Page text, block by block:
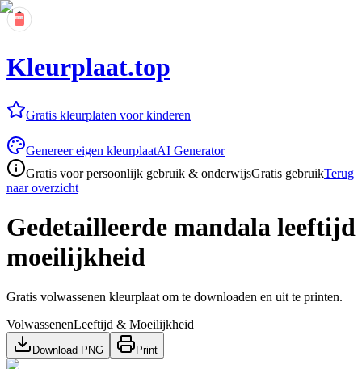
Kleurplaat.top
Gratis kleurplaten voor kinderen
Genereer eigen kleurplaatAI Generator
Gratis voor persoonlijk gebruik & onderwijsGratis gebruikTerug
naar overzicht
Gedetailleerde mandala leeftijd
moeilijkheid
Gratis volwassenen kleurplaat om te downloaden en uit te printen.
VolwassenenLeeftijd & Moeilijkheid
Download PNG Print